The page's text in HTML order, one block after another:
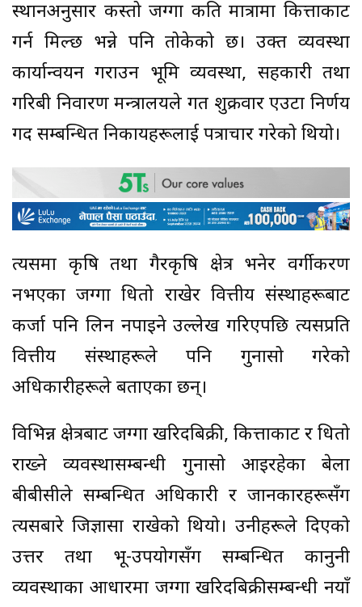
स्थानअनुसार कस्तो जग्गा कति मात्रामा कित्ताकाट
गर्न मिल्छ भन्ने पनि तोकेको छ। उक्त व्यवस्था
कार्यान्वयन गराउन भूमि व्यवस्था, सहकारी तथा
गरिबी निवारण मन्त्रालयले गत शुक्रवार एउटा निर्णय
गर्दै सम्बन्धित निकायहरूलाई पत्राचार गरेको थियो।
त्यसमा कृषि तथा गैरकृषि क्षेत्र भनेर वर्गीकरण
नभएका जग्गा धितो राखेर वित्तीय संस्थाहरूबाट
कर्जा पनि लिन नपाइने उल्लेख गरिएपछि त्यसप्रति
वित्तीय संस्थाहरूले पनि गुनासो गरेको
अधिकारीहरूले बताएका छन्।
विभिन्न क्षेत्रबाट जग्गा खरिदबिक्री, कित्ताकाट र धितो
राख्ने व्यवस्थासम्बन्धी गुनासो आइरहेका बेला
बीबीसीले सम्बन्धित अधिकारी र जानकारहरूसँग
त्यसबारे जिज्ञासा राखेको थियो। उनीहरूले दिएको
उत्तर तथा भू-उपयोगसँग सम्बन्धित कानुनी
व्यवस्थाका आधारमा जग्गा खरिदबिक्रीसम्बन्धी नयाँ